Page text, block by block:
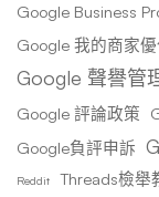
Google Business
Google 我的商家
Google 聲譽管
Google 評論政策
Google負評申訴
Reddit Threads檢舉